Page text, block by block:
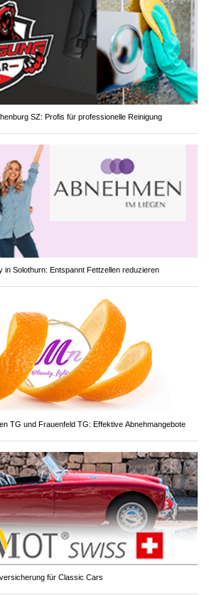
SZ: Profis für professionelle Reinigung
in Solothurn: Entspannt Fettzellen reduzieren
TG und Frauenfeld TG: Effektive Abnehmangebote
für Classic Cars